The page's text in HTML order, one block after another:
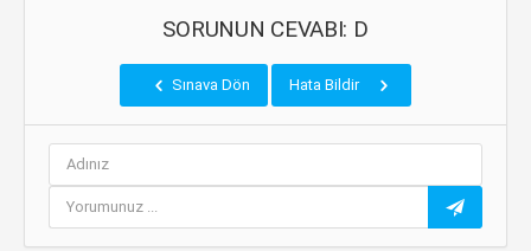
SORUNUN CEVABI: D
Sınava Dön Hata Bildir